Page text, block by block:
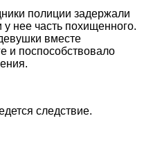
полиции задержали
нее часть похищенного.
вместе
и поспособствовало
следствие.